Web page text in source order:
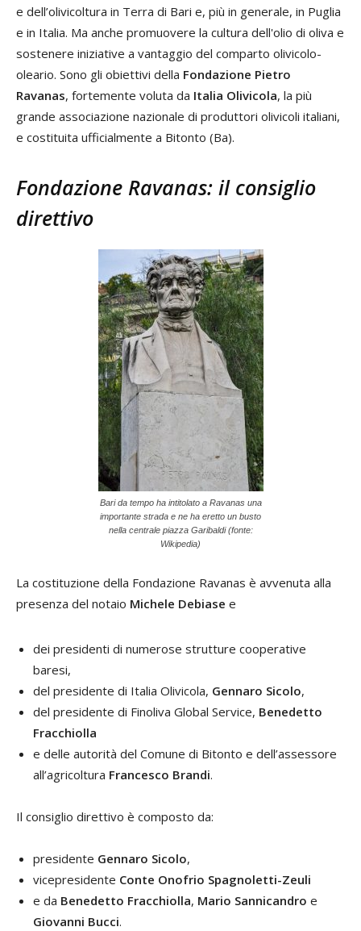
e dell’olivicoltura in Terra di Bari e, più in generale, in Puglia
e in Italia. Ma anche promuovere la cultura dell'olio di oliva e
sostenere iniziative a vantaggio del comparto olivicolo-
oleario. Sono gli obiettivi della Fondazione Pietro
Ravanas, fortemente voluta da Italia Olivicola, la più
grande associazione nazionale di produttori olivicoli italiani,
e costituita ufficialmente a Bitonto (Ba).
Fondazione Ravanas: il consiglio
direttivo
Bari da tempo ha intitolato a Ravanas una
importante strada e ne ha eretto un busto
nella centrale piazza Garibaldi (fonte:
Wikipedia)
La costituzione della Fondazione Ravanas è avvenuta alla
presenza del notaio Michele Debiase e
dei presidenti di numerose strutture cooperative
baresi,
del presidente di Italia Olivicola, Gennaro Sicolo,
del presidente di Finoliva Global Service, Benedetto
Fracchiolla
e delle autorità del Comune di Bitonto e dell’assessore
all’agricoltura Francesco Brandi.
Il consiglio direttivo è composto da:
presidente Gennaro Sicolo,
vicepresidente Conte Onofrio Spagnoletti-Zeuli
e da Benedetto Fracchiolla, Mario Sannicandro e
Giovanni Bucci.